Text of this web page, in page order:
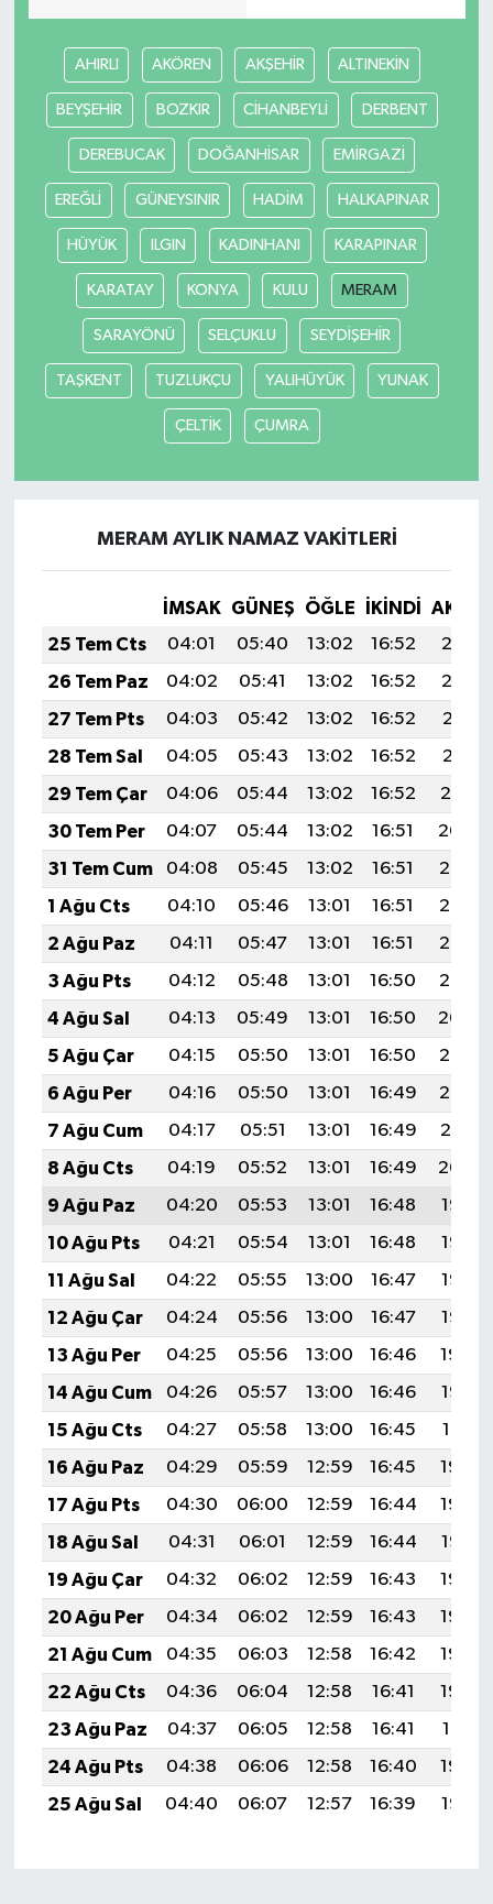
AHIRLI AKÖREN AKŞEHİR ALTINEKİN
BEYŞEHİR BOZKIR CİHANBEYLİ DERBENT
DEREBUCAK DOĞANHİSAR EMİRGAZİ
EREĞLİ GÜNEYSINIR HADİM HALKAPINAR
HÜYÜK ILGIN KADINHANI KARAPINAR
KARATAY KONYA KULU MERAM
SARAYÖNÜ SELÇUKLU SEYDİŞEHİR
TAŞKENT TUZLUKÇU YALIHÜYÜK YUNAK
ÇELTİK ÇUMRA
MERAM AYLIK NAMAZ VAKITLERI
İMSAK GÜNEŞ ÖĞLE İKINDI
25 Tem Cts
04:01 05:40 13:02 16:52
20:13
26 Tem Paz
04:02 05:41 13:02 16:52
20:12
27 Tem Pts
04:03 05:42 13:02 16:52
20:11
28 Tem Sal
04:05 05:43 13:02 16:52
20:11
29 Tem Çar
04:06 05:44 13:02 16:52
20:10
30 Tem Per
04:07 05:44 13:02 16:51
20:09
31 Tem Cum
04:08 05:45 13:02 16:51
20:08
1 Ağu Cts
04:10 05:46 13:01 16:51
20:07
2 Ağu Paz
04:11 05:47 13:01 16:51
20:06
3 Ağu Pts
04:12 05:48 13:01 16:50
20:05
4 Ağu Sal
04:13 05:49 13:01 16:50
20:04
5 Ağu Çar
04:15 05:50 13:01 16:50
20:03
6 Ağu Per
04:16 05:50 13:01 16:49
20:02
7 Ağu Cum
04:17 05:51 13:01 16:49
20:01
8 Ağu Cts
04:19 05:52 13:01 16:49
20:00
9 Ağu Paz
04:20 05:53 13:01 16:48
19:58
10 Ağu Pts
04:21 05:54 13:01 16:48
19:57
11 Ağu Sal
04:22 05:55 13:00 16:47
19:56
12 Ağu Çar
04:24 05:56 13:00 16:47
19:55
13 Ağu Per
04:25 05:56 13:00 16:46
19:54
14 Ağu Cum
04:26 05:57 13:00 16:46
19:53
15 Ağu Cts
04:27 05:58 13:00 16:45
19:51
16 Ağu Paz
04:29 05:59 12:59 16:45
19:50
17 Ağu Pts
04:30 06:00 12:59 16:44
19:49
18 Ağu Sal
04:31 06:01 12:59 16:44
19:47
19 Ağu Çar
04:32 06:02 12:59 16:43
19:46
20 Ağu Per
04:34 06:02 12:59 16:43
19:45
21 Ağu Cum
04:35 06:03 12:58 16:42
19:43
22 Ağu Cts
04:36 06:04 12:58 16:41
19:42
23 Ağu Paz
04:37 06:05 12:58 16:41
19:41
24 Ağu Pts
04:38 06:06 12:58 16:40
19:39
25 Ağu Sal
04:40 06:07 12:57 16:39 19:38